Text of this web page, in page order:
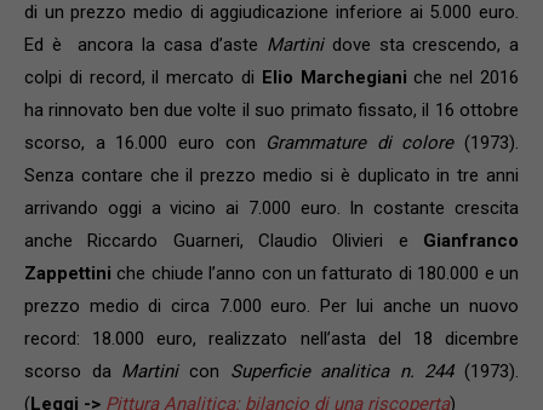
di un prezzo medio di aggiudicazione inferiore ai 5.000 euro.
Ed è ancora la casa d’aste Martinidove sta crescendo, a
colpi di record, il mercato di Elio Marchegiani che nel 2016
ha rinnovato ben due volte il suo primato fissato, il 16 ottobre
scorso, a 16.000 euro con
Grammature di colore(1973).
Senza contare che il prezzo medio si è duplicato in tre anni
arrivando oggi a vicino ai 7.000 euro. In costante crescita
anche Riccardo Guarneri, Claudio Olivieri e Gianfranco
Zappettini che chiude l’anno con un fatturato di 180.000 e un
prezzo medio di circa 7.000 euro. Per lui anche un nuovo
record: 18.000 euro, realizzato nell’asta del 18 dicembre
scorso da Martinicon Superficie analitica n. 244(1973).
(Leggi -> Pittura Analitica: bilancio di una riscoperta)